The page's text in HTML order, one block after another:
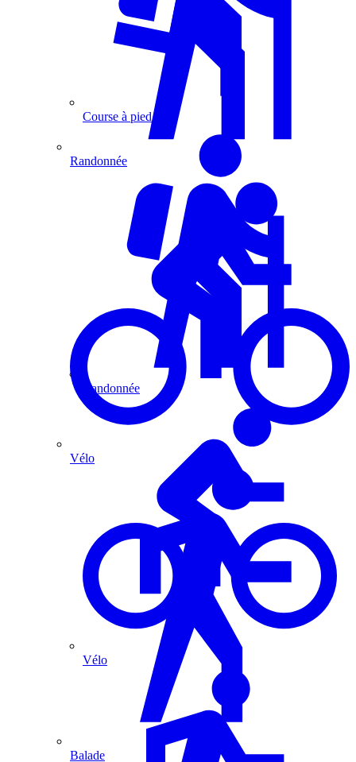
Course à pied
Randonnée
Vélo
Randonnée
Vélo
Balade